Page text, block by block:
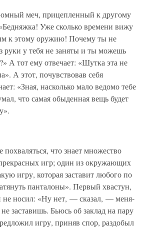
меч, прицепленный к другому
Уже сколько времени вижу
к этому оружию! Почему ты не
руки у тебя не заняты и ты можешь
А тот ему отвечает: «Шутка эта не
А этот, почувствовав себя
«Зная, насколько мало ведомо тебе
что самая обыденная вещь будет
похваляться, что знает множество
игр; один из окружающих
игру, которая заставит любого по
панталоны». Первый хвастун,
не носил: «Ну нет, — сказал, — меня-
заставишь. Бьюсь об заклад на пару
игру, приняв спор, раздобыл